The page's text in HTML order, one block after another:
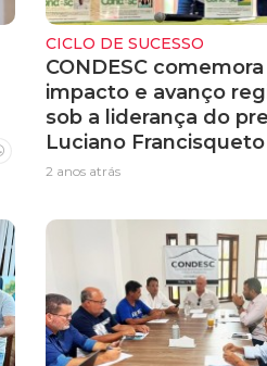
CICLO DE SUCESSO
CONDESC comemora
impacto e avanço
sob a liderança do
Luciano Francisqueto
2 anos atrás